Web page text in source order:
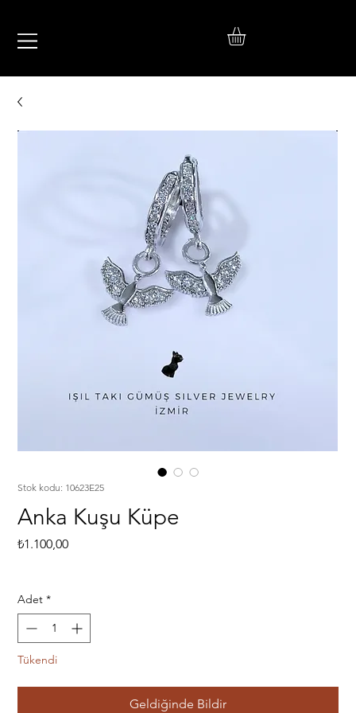
TAKI
Stok kodu: 10623E25
Anka Kuşu Küpe
₺1.100,00Fiyat
Adet *
Tükendi
Geldiğinde Bildir